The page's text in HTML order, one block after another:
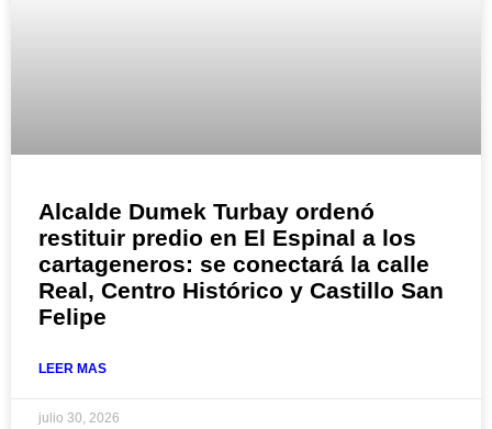
Alcalde Dumek Turbay ordenó
restituir predio en El Espinal a los
cartageneros: se conectará la calle
Real, Centro Histórico y Castillo San
Felipe
LEER MAS
julio 30, 2026